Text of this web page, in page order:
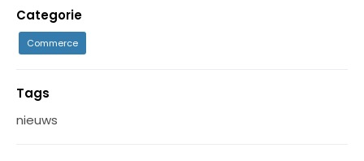
Categorie
Commerce
Tags
nieuws